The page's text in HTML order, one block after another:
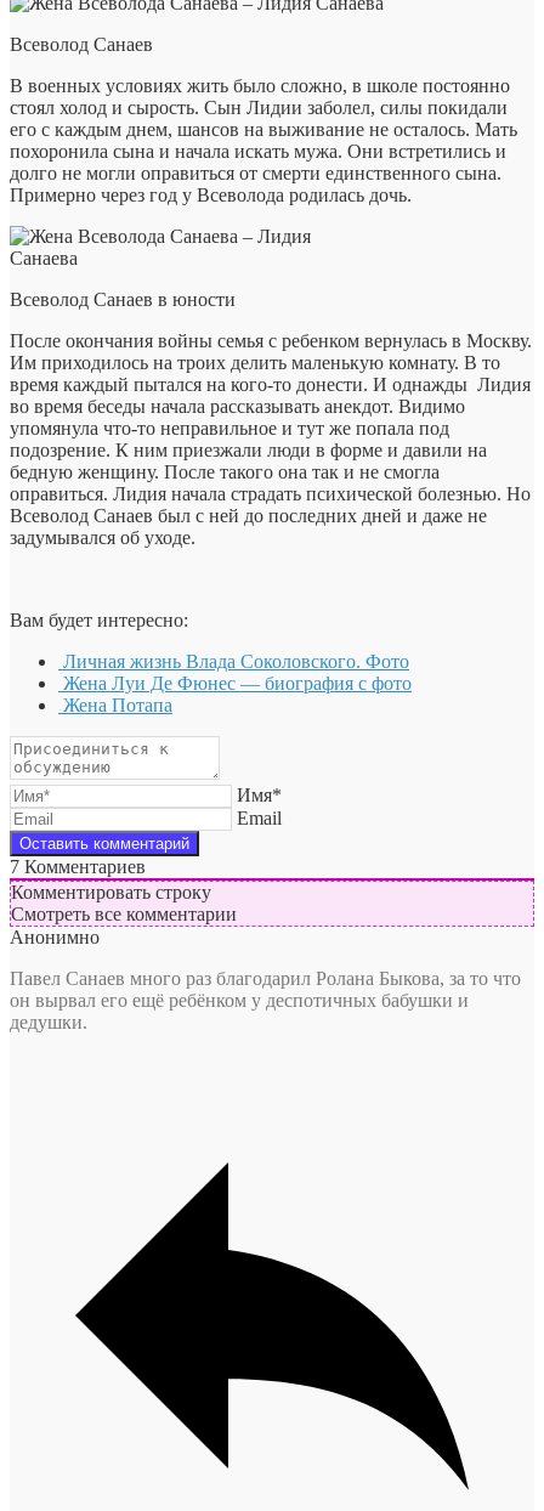
Всеволод Санаев
В военных условиях жить было сложно, в школе постоянно
стоял холод и сырость. Сын Лидии заболел, силы покидали
его с каждым днем, шансов на выживание не осталось. Мать
похоронила сына и начала искать мужа. Они встретились и
долго не могли оправиться от смерти единственного сына.
Примерно через год у Всеволода родилась дочь.
Всеволод Санаев в юности
После окончания войны семья с ребенком вернулась в Москву.
Им приходилось на троих делить маленькую комнату. В то
время каждый пытался на кого-то донести. И однажды Лидия
во время беседы начала рассказывать анекдот. Видимо
упомянула что-то неправильное и тут же попала под
подозрение. К ним приезжали люди в форме и давили на
бедную женщину. После такого она так и не смогла
оправиться. Лидия начала страдать психической болезнью. Но
Всеволод Санаев был с ней до последних дней и даже не
задумывался об уходе.
Вам будет интересно:
Личная жизнь Влада Соколовского. Фото
Жена Луи Де Фюнес — биография с фото
Жена Потапа
Имя*
Email
7 Комментариев
Комментировать строку
Смотреть все комментарии
Анонимно
Павел Санаев много раз благодарил Ролана Быкова, за то что
он вырвал его ещё ребёнком у деспотичных бабушки и
дедушки.